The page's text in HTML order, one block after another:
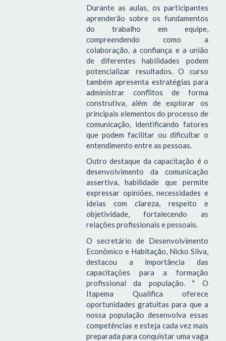
Durante as aulas, os participantes
aprenderão sobre os fundamentos
do trabalho em equipe,
compreendendo como a
colaboração, a confiança e a união
de diferentes habilidades podem
potencializar resultados. O curso
também apresenta estratégias para
administrar conflitos de forma
construtiva, além de explorar os
principais elementos do processo de
comunicação, identificando fatores
que podem facilitar ou dificultar o
entendimento entre as pessoas.
Outro destaque da capacitação é o
desenvolvimento da comunicação
assertiva, habilidade que permite
expressar opiniões, necessidades e
ideias com clareza, respeito e
objetividade, fortalecendo as
relações profissionais e pessoais.
O secretário de Desenvolvimento
Econômico e Habitação, Nicko Silva,
destacou a importância das
capacitações para a formação
profissional da população. " O
Itapema Qualifica oferece
oportunidades gratuitas para que a
nossa população desenvolva essas
competências e esteja cada vez mais
preparada para conquistar uma vaga